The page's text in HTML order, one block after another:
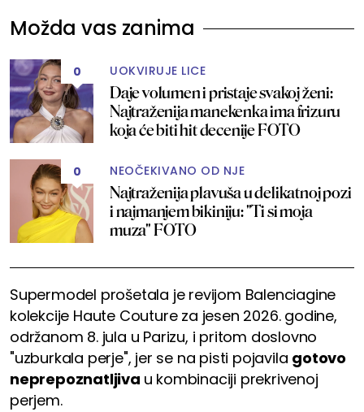
Možda vas zanima
0 UOKVIRUJE LICE
Daje volumen i pristaje svakoj ženi:
Najtraženija manekenka ima frizuru
koja će biti hit decenije FOTO
0 NEOČEKIVANO OD NJE
Najtraženija plavuša u delikatnoj pozi
i najmanjem bikiniju: "Ti si moja
muza" FOTO
Supermodel prošetala je revijom Balenciagine
kolekcije Haute Couture za jesen 2026. godine,
održanom 8. jula u Parizu, i pritom doslovno
"uzburkala perje", jer se na pisti pojavila gotovo
neprepoznatljiva u kombinaciji prekrivenoj
perjem.